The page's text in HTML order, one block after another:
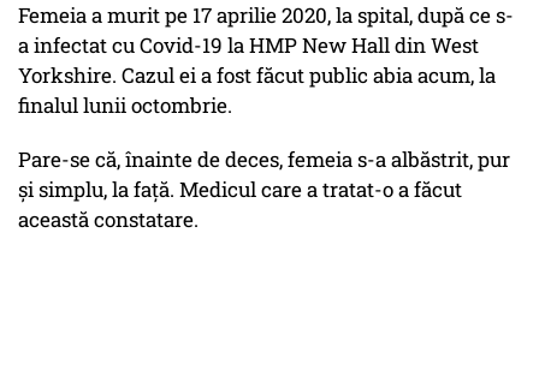
Femeia a murit pe 17 aprilie 2020, la spital, după ce s-
a infectat cu Covid-19 la HMP New Hall din West
Yorkshire. Cazul ei a fost făcut public abia acum, la
finalul lunii octombrie.
Pare-se că, înainte de deces, femeia s-a albăstrit, pur
și simplu, la față. Medicul care a tratat-o a făcut
această constatare.